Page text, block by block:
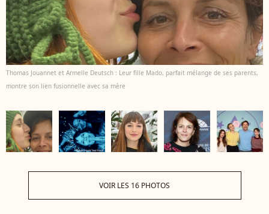
Thomas Jouannet et Armelle Deutsch : Leur fille Mado, parfait mélange de ses parents,
montre son lien fusionnelle avec sa mère
VOIR LES 16 PHOTOS